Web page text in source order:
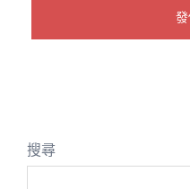
搜尋